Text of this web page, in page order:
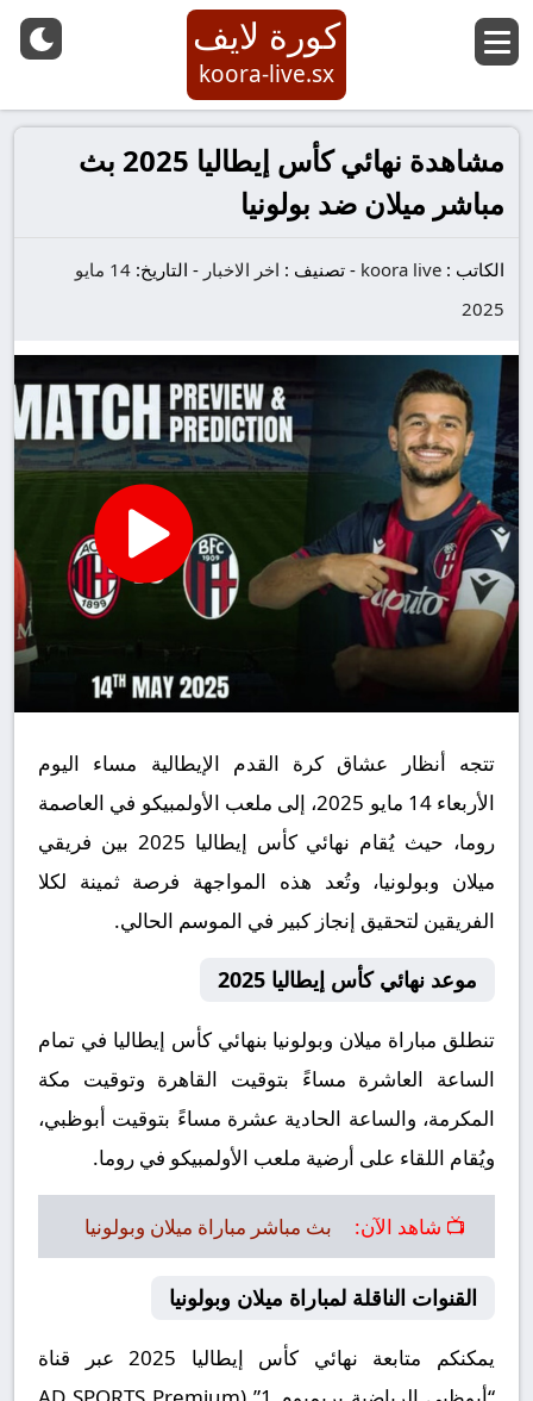
كورة لايف
koora-live.sx
مشاهدة نهائي كأس إيطاليا 2025 بث
مباشر ميلان ضد بولونيا
الكاتب : koora live
- تصنيف : اخر الاخبار - التاريخ:
14 مايو
2025
تتجه أنظار عشاق كرة القدم الإيطالية مساء اليوم
الأربعاء 14 مايو 2025، إلى ملعب الأولمبيكو في العاصمة
روما، حيث يُقام نهائي كأس إيطاليا 2025 بين فريقي
ميلان وبولونيا، وتُعد هذه المواجهة فرصة ثمينة لكلا
الفريقين لتحقيق إنجاز كبير في الموسم الحالي.
موعد نهائي كأس إيطاليا 2025
تنطلق مباراة ميلان وبولونيا بنهائي كأس إيطاليا في تمام
الساعة العاشرة مساءً بتوقيت القاهرة وتوقيت مكة
المكرمة، والساعة الحادية عشرة مساءً بتوقيت أبوظبي،
ويُقام اللقاء على أرضية ملعب الأولمبيكو في روما.
📺 شاهد الآن: بث مباشر مباراة ميلان وبولونيا
القنوات الناقلة لمباراة ميلان وبولونيا
يمكنكم متابعة نهائي كأس إيطاليا 2025 عبر قناة